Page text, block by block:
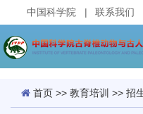
中国科学院 | 联系我们
首页 >> 教育培训 >> 招